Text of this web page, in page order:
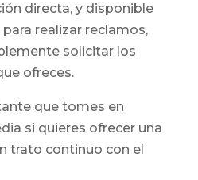
directa, y disponible
realizar reclamos,
solicitar los
ofreces.
que tomes en
si quieres ofrecer una
trato continuo con el